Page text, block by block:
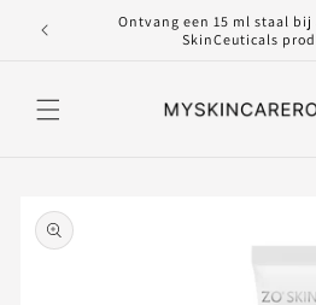
naar de
worden
Ontvang een 15 ml staal bij
SkinCeuticals
direct naar